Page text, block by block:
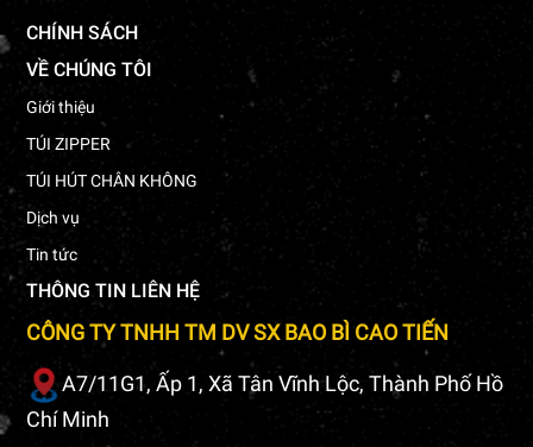
CHÍNH SÁCH
VỀ CHÚNG TÔI
Giới thiệu
TÚI ZIPPER
TÚI HÚT CHÂN KHÔNG
Dịch vụ
Tin tức
THÔNG TIN LIÊN HỆ
CÔNG TY TNHH TM DV SX BAO BÌ CAO TIẾN
A7/11G1, Ấp 1, Xã Tân Vĩnh Lộc, Thành Phố Hồ
Chí Minh